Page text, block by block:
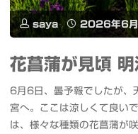
イ
ベ
ン
ト
#
園
紫
陽
花
畑"
で
ム
ズ
saya 2026年6月
花菖蒲が見頃
6月6日、曇予報でしたが、
宮へ。ここは涼しくて良い
は、様々な種類の花菖蒲が